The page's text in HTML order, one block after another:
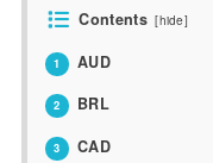
Contents [hide]
1 AUD
2 BRL
3 CAD